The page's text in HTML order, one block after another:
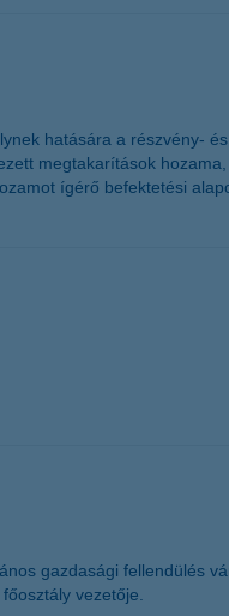
hatására a részvény- és
megtakarítások
ígérő befektetési
gazdasági fellendülés
vezetője.